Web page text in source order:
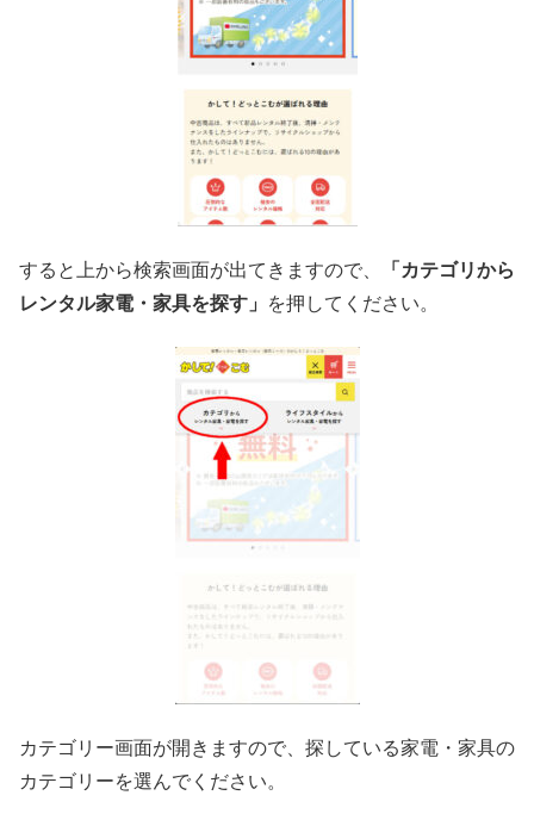
すると上から検索画面が出てきますので、
「カテゴリから
レンタル家電・家具を探す」
を押してください。
カテゴリー画面が開きますので、探している家電・家具の
カテゴリーを選んでください。